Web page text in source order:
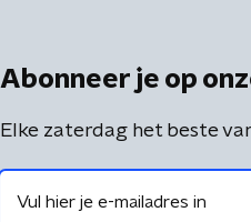
Abonneer je op
Elke zaterdag het beste